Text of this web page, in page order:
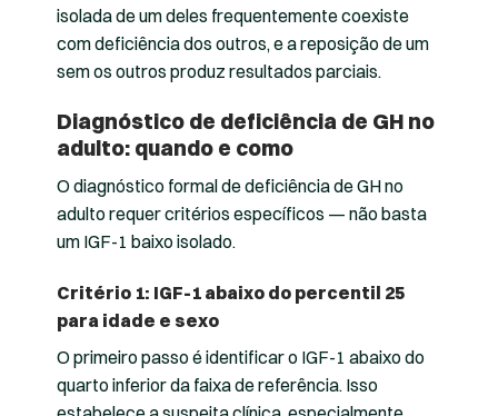
isolada de um deles frequentemente coexiste
com deficiência dos outros, e a reposição de um
sem os outros produz resultados parciais.
Diagnóstico de deficiência de GH no
adulto: quando e como
O diagnóstico formal de deficiência de GH no
adulto requer critérios específicos — não basta
um IGF-1 baixo isolado.
Critério 1: IGF-1 abaixo do percentil 25
para idade e sexo
O primeiro passo é identificar o IGF-1 abaixo do
quarto inferior da faixa de referência. Isso